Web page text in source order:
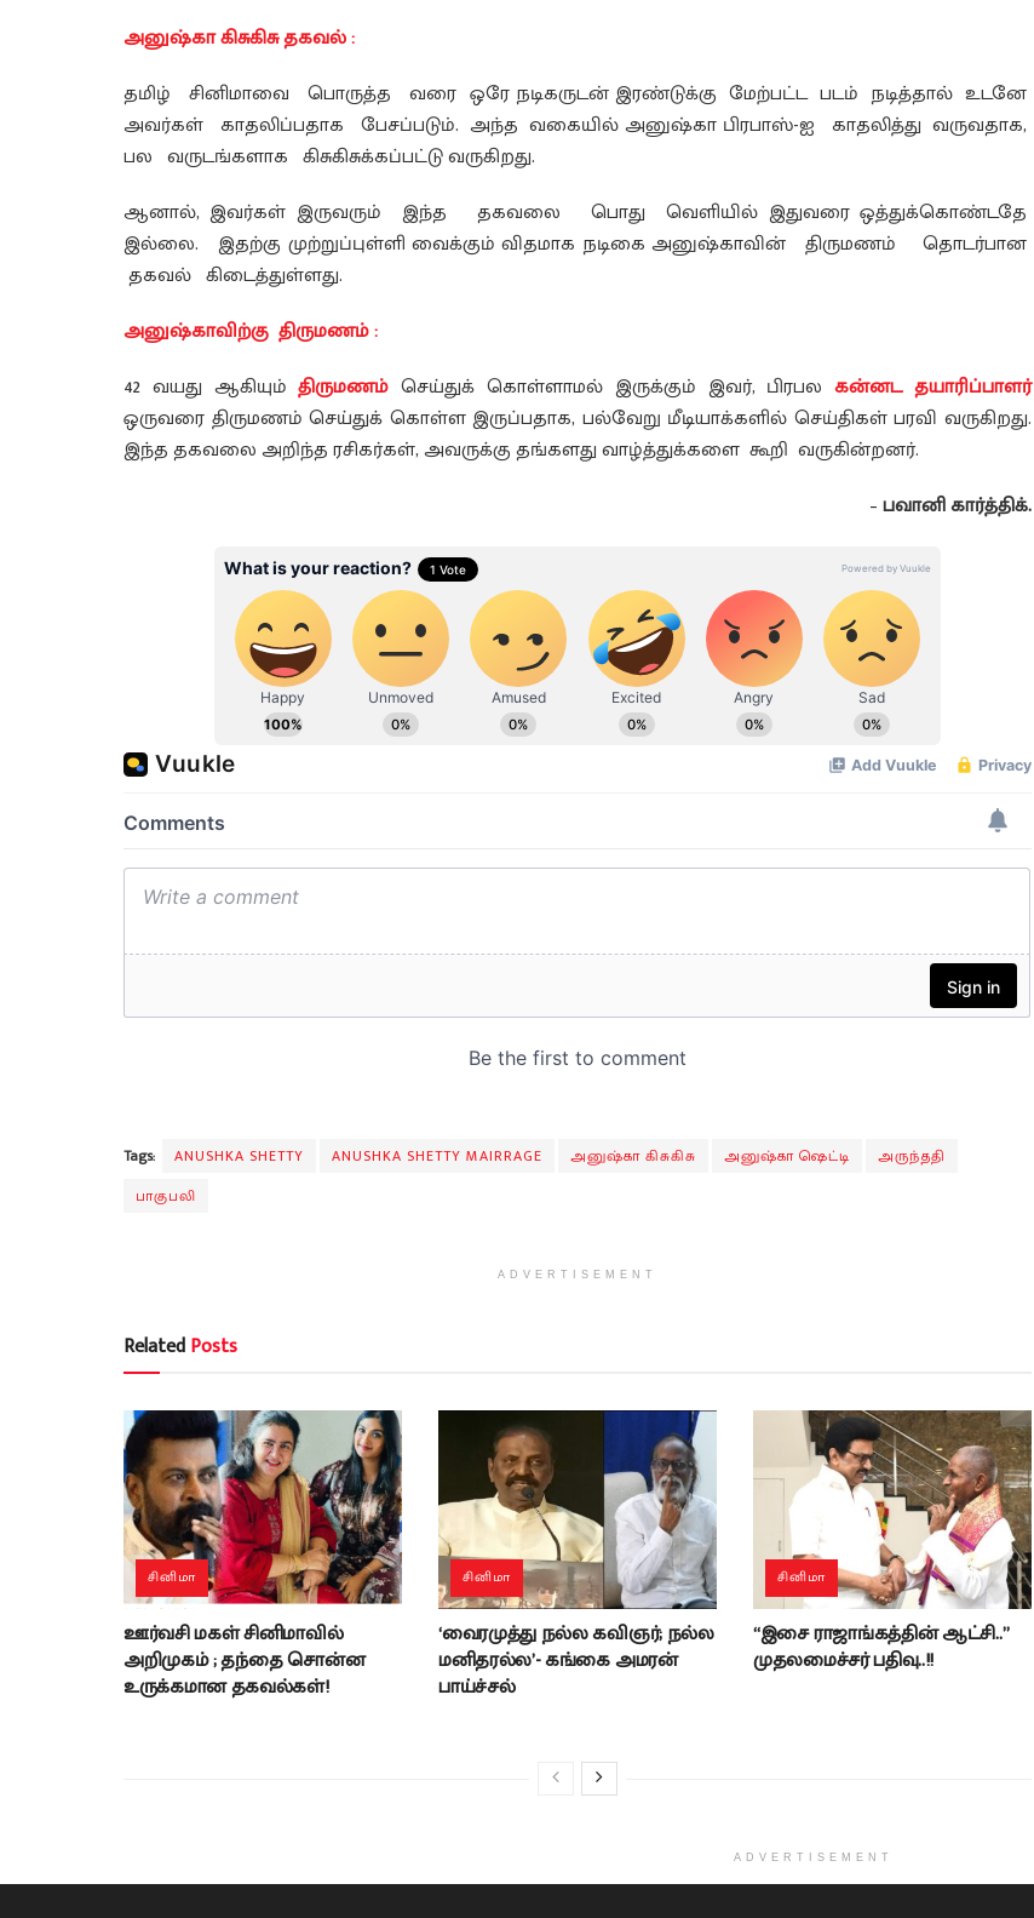
அனுஷ்கா கிசுகிசு தகவல் :
தமிழ் சினிமாவை பொருத்த வரை ஒரே நடிகருடன் இரண்டுக்கு மேற்பட்ட படம் நடித்தால் உடனே
அவர்கள் காதலிப்பதாக பேசப்படும். அந்த வகையில் அனுஷ்கா பிரபாஸ்-ஐ காதலித்து வருவதாக,
பல வருடங்களாக கிசுகிசுக்கப்பட்டு வருகிறது.
ஆனால், இவர்கள் இருவரும் இந்த தகவலை பொது வெளியில் இதுவரை ஒத்துக்கொண்டதே
இல்லை. இதற்கு முற்றுப்புள்ளி வைக்கும் விதமாக நடிகை அனுஷ்காவின் திருமணம் தொடர்பான
தகவல் கிடைத்துள்ளது.
அனுஷ்காவிற்கு திருமணம் :
42 வயது ஆகியும்திருமணம் செய்துக் கொள்ளாமல் இருக்கும் இவர், பிரபலகன்னட தயாரிப்பாளர்
ஒருவரை திருமணம் செய்துக் கொள்ள இருப்பதாக, பல்வேறு மீடியாக்களில் செய்திகள் பரவி வருகிறது.
இந்த தகவலை அறிந்த ரசிகர்கள், அவருக்கு தங்களது வாழ்த்துக்களை கூறி வருகின்றனர்.
–பவானி கார்த்திக்.
Tags: ANUSHKA SHETTY ANUSHKA SHETTY MAIRRAGE அனுஷ்கா கிசுகிசு அனுஷ்கா ஷெட்டி
அருந்ததி
பாகுபலி
ADVERTISEMENT
RelatedPosts
சினிமா
ஊர்வசி மகள் சினிமாவில்
அறிமுகம் ; தந்தை சொன்ன
உருக்கமான தகவல்கள்!
சினிமா
‘வைரமுத்து நல்ல கவிஞர்; நல்ல
மனிதரல்ல’- கங்கை அமரன்
பாய்ச்சல்
சினிமா
“இசை ராஜாங்கத்தின் ஆட்சி..”
முதலமைச்சர் பதிவு..!!
ADVERTISEMENT